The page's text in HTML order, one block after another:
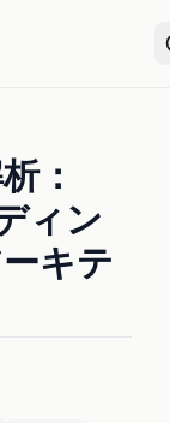
：
ィン
キテ